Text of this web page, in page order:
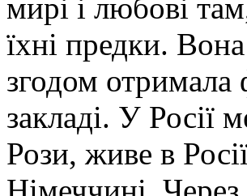
мирі і любові
їхні предки.
згодом
закладі. У Росії
Рози, живе в